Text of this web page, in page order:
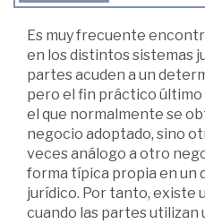
Es muy frecuente
en los distintos sistemas
partes acuden a un
pero el fin práctico
el que normalmente se
negocio adoptado, sino
veces análogo a otro
forma típica propia en un
jurídico. Por tanto, existe
cuando las partes